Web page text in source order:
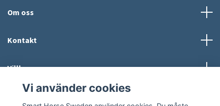
Om oss
Kontakt
Villkor
Sosiale medier
Vi använder cookies